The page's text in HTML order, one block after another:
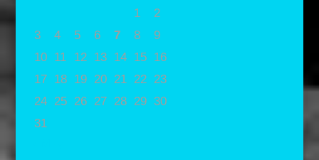
1
2
3
4 5 6 7 8
9
10
11 12 13 14 15
16
17
18 19 20 21 22
23
24
25 26 27 28 29 30
31